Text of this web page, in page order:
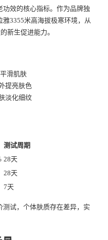
效的核心指标。作为品牌独
3355米高海拔极寒环境，从
新生促进能力。
滑肌肤
提亮肤色
淡化细纹
测试周期
28天
28天
7天
测试，个体肤质存在差异，实